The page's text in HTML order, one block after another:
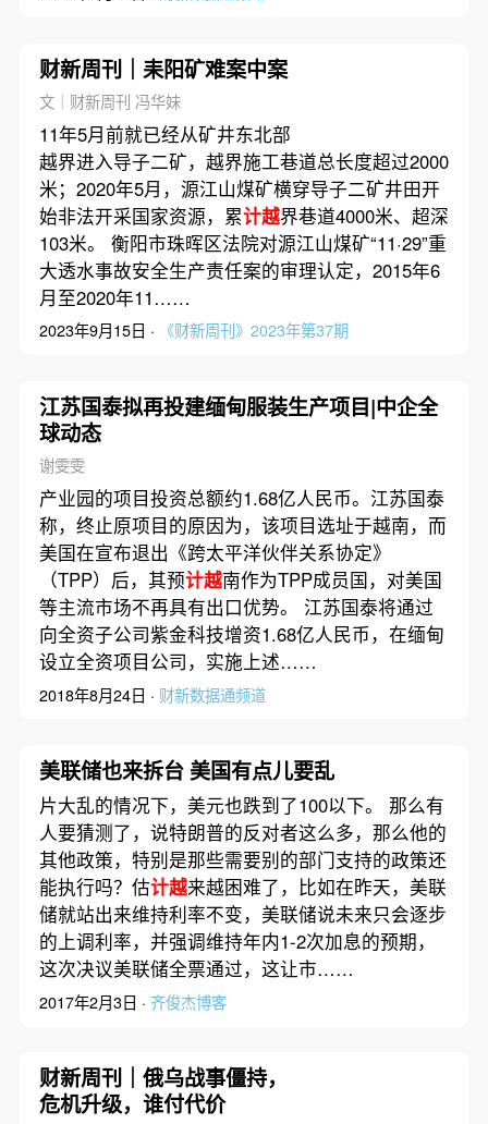
财新周刊｜耒阳矿难案中案
文｜财新周刊 冯华妹
11年5月前就已经从矿井东北部
越界进入导子二矿，越界施工巷道总长度超过2000
米；2020年5月，源江山煤矿横穿导子二矿井田开
始非法开采国家资源，累计越界巷道4000米、超深
103米。 衡阳市珠晖区法院对源江山煤矿“11·29”重
大透水事故安全生产责任案的审理认定，2015年6
月至2020年11……
2023年9月15日 · 《财新周刊》2023年第37期
江苏国泰拟再投建缅甸服装生产项目|中企全
球动态
谢雯雯
产业园的项目投资总额约1.68亿人民币。江苏国泰
称，终止原项目的原因为，该项目选址于越南，而
美国在宣布退出《跨太平洋伙伴关系协定》
（TPP）后，其预计越南作为TPP成员国，对美国
等主流市场不再具有出口优势。 江苏国泰将通过
向全资子公司紫金科技增资1.68亿人民币，在缅甸
设立全资项目公司，实施上述……
2018年8月24日 · 财新数据通频道
美联储也来拆台 美国有点儿要乱
片大乱的情况下，美元也跌到了100以下。 那么有
人要猜测了，说特朗普的反对者这么多，那么他的
其他政策，特别是那些需要别的部门支持的政策还
能执行吗？估计越来越困难了，比如在昨天，美联
储就站出来维持利率不变，美联储说未来只会逐步
的上调利率，并强调维持年内1-2次加息的预期，
这次决议美联储全票通过，这让市……
2017年2月3日 · 齐俊杰博客
财新周刊｜俄乌战事僵持，
危机升级，谁付代价